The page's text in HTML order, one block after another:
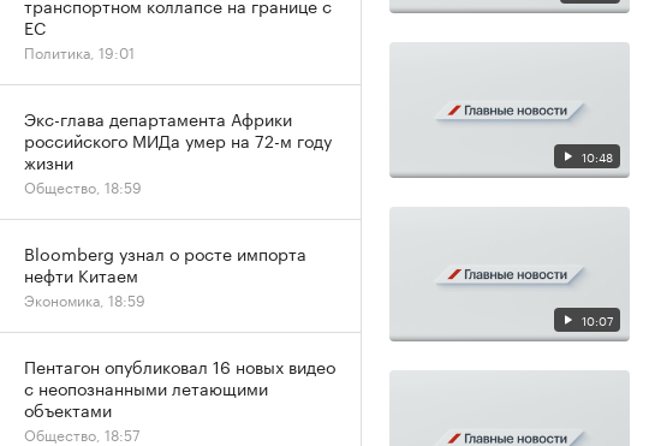
10:48
10:07
ЕС
Политика, 19:01
Экс-глава департамента Африки
российского МИДа умер на 72-м году
жизни
Общество, 18:59
Bloomberg узнал о росте импорта
нефти Китаем
Экономика, 18:59
Пентагон опубликовал 16 новых видео
с неопознанными летающими
объектами
Общество, 18:57